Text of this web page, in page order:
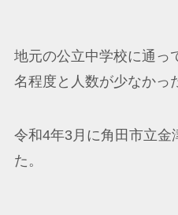
地元の公立中学校に通っ
名程度と人数が少なかっ
令和4年3月に角田市立金
た。